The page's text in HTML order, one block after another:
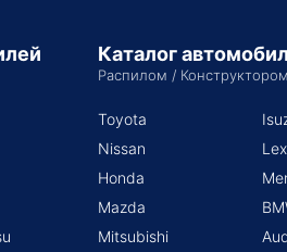
Каталог
Распилом /
Toyota
Nissan
Honda
Mazda
Mitsubishi